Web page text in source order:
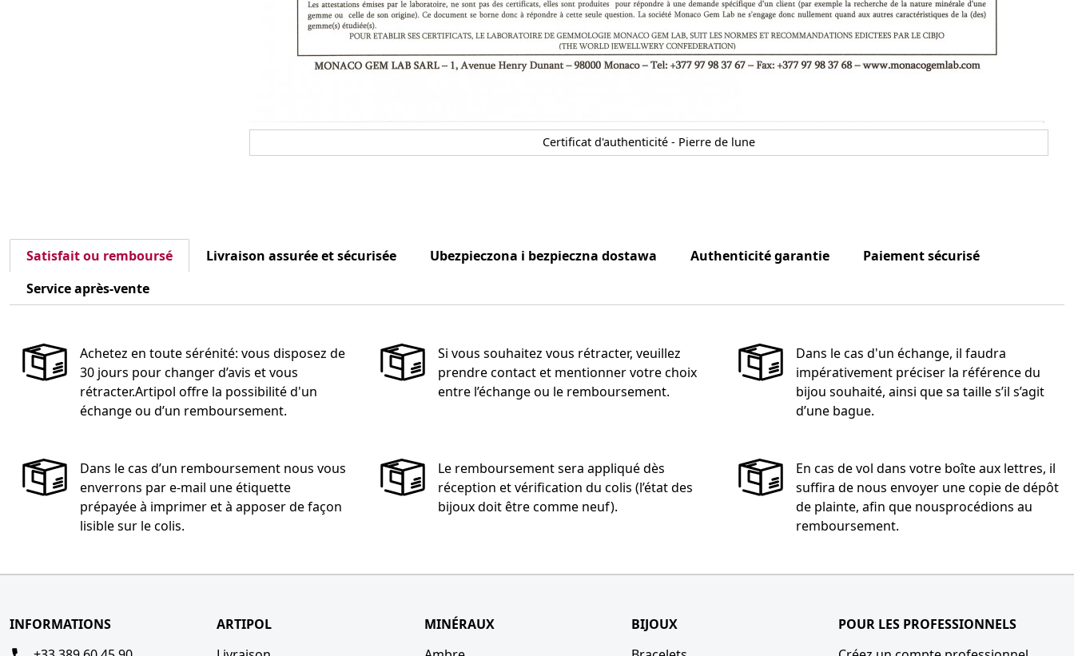
Certificat d'authenticité - Pierre de lune
Satisfait ou remboursé Livraison assurée et sécurisée Ubezpieczona i bezpieczna dostawa Authenticité garantie
Paiement sécurisé
Service après-vente
Achetez en toute sérénité: vous disposez de
30 jours pour changer d’avis et vous
rétracter.Artipol offre la possibilité d'un
échange ou d’un remboursement.
Si vous souhaitez vous rétracter, veuillez
prendre contact et mentionner votre choix
entre l’échange ou le remboursement.
Dans le cas d'un échange, il faudra
impérativement préciser la référence du
bijou souhaité, ainsi que sa taille s’il s’agit
d’une bague.
Dans le cas d’un remboursement nous vous
enverrons par e-mail une étiquette
prépayée à imprimer et à apposer de façon
lisible sur le colis.
Le remboursement sera appliqué dès
réception et vérification du colis (l’état des
bijoux doit être comme neuf).
En cas de vol dans votre boîte aux lettres, il
suffira de nous envoyer une copie de dépôt
de plainte, afin que nousprocédions au
remboursement.
INFORMATIONS
ARTIPOL
MINÉRAUX
BIJOUX
POUR LES PROFESSIONNELS